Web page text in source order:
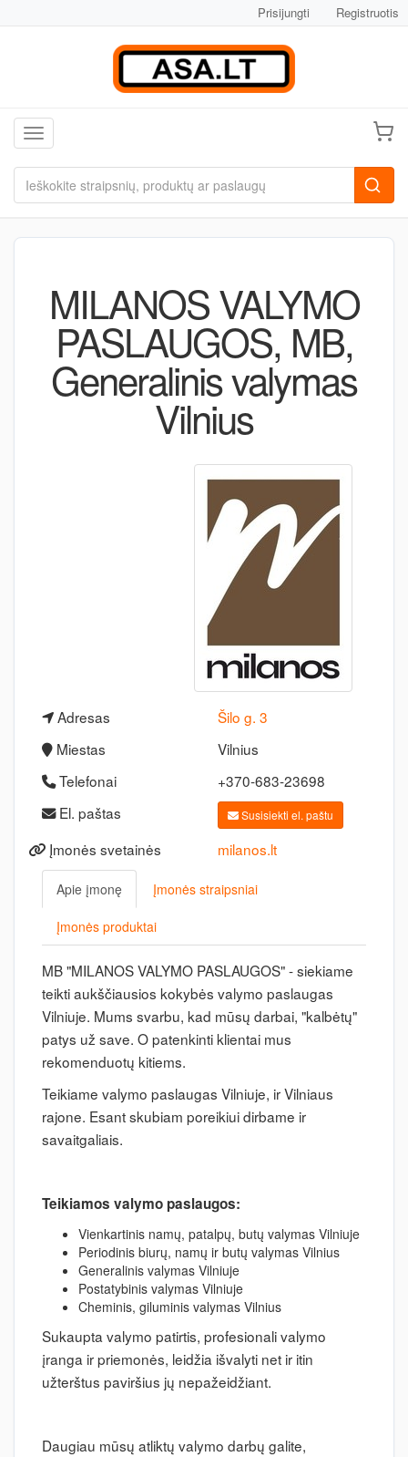
Prisijungti Registruotis
Toggle navigation
MILANOS VALYMO
PASLAUGOS, MB,
Generalinis valymas
Vilnius
Adresas
Šilo g. 3
Miestas
Vilnius
Telefonai
+370-683-23698
El. paštas
Susisiekti el. paštu
Įmonės svetainės milanos.lt
Apie įmonę Įmonės straipsniai
Įmonės produktai
MB "MILANOS VALYMO PASLAUGOS" - siekiame
teikti aukščiausios kokybės valymo paslaugas
Vilniuje. Mums svarbu, kad mūsų darbai, "kalbėtų"
patys už save. O patenkinti klientai mus
rekomenduotų kitiems.
Teikiame valymo paslaugas Vilniuje, ir Vilniaus
rajone. Esant skubiam poreikiui dirbame ir
savaitgaliais.
Teikiamos valymo paslaugos:
Vienkartinis namų, patalpų, butų valymas Vilniuje
Periodinis biurų, namų ir butų valymas Vilnius
Generalinis valymas Vilniuje
Postatybinis valymas Vilniuje
Cheminis, giluminis valymas Vilnius
Sukaupta valymo patirtis, profesionali valymo
įranga ir priemonės, leidžia išvalyti net ir itin
užterštus paviršius jų nepažeidžiant.
Daugiau mūsų atliktų valymo darbų galite,